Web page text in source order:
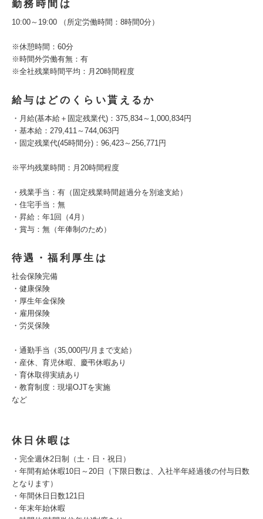
勤務時間は
10:00～19:00 （所定労働時間：8時間0分）
※休憩時間：60分
※時間外労働有無：有
※全社残業時間平均：月20時間程度
給与はどのくらい貰えるか
・月給(基本給＋固定残業代)：375,834～1,000,834円
・基本給：279,411～744,063円
・固定残業代(45時間分)：96,423～256,771円
※平均残業時間：月20時間程度
・残業手当：有（固定残業時間超過分を別途支給）
・住宅手当：無
・昇給：年1回（4月）
・賞与：無（年俸制のため）
待遇・福利厚生は
社会保険完備
・健康保険
・厚生年金保険
・雇用保険
・労災保険
・通勤手当（35,000円/月まで支給）
・産休、育児休暇、慶弔休暇あり
・育休取得実績あり
・教育制度：現場OJTを実施
など
休日休暇は
・完全週休2日制（土・日・祝日）
・年間有給休暇10日～20日（下限日数は、入社半年経過後の付与日数
となります）
・年間休日日数121日
・年末年始休暇